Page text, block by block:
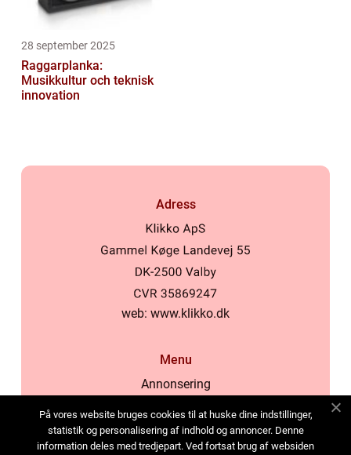
28 september 2025
Raggarplanka:
Musikkultur och teknisk
innovation
Adress
web: www.klikko.dk
Menu
Annonsering
Cookies
Kontakta oss
På vores website bruges cookies til at huske dine indstillinger,
statistik og personalisering af indhold og annoncer. Denne
information deles med tredjepart. Ved fortsat brug af websiden